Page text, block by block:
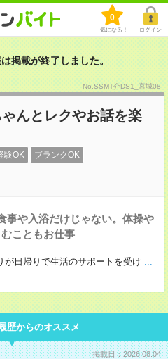
0
気になる！ ログイン
掲載が終了しました。
No.SSMT介DS1_宮城08
んとレクやお話を楽
験OK ブランクOK
事や入浴だけじゃない。体操や
こともお仕事
が日帰りで生活のサポートを受け ...
歴からのオススメ
掲載日：2026.08.04